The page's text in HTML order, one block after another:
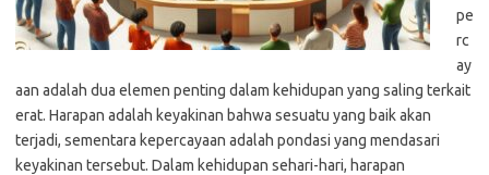
pe
rc
ay
aan adalah dua elemen penting dalam kehidupan yang saling terkait
erat. Harapan adalah keyakinan bahwa sesuatu yang baik akan
terjadi, sementara kepercayaan adalah pondasi yang mendasari
keyakinan tersebut. Dalam kehidupan sehari-hari, harapan